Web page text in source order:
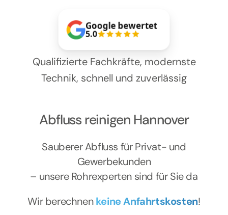
NEWS
Kontakt
Google bewertet
5.0
Qualifizierte Fachkräfte, modernste
Technik, schnell und zuverlässig
Abfluss reinigen Hannover
Sauberer Abfluss für Privat- und
Gewerbekunden
– unsere Rohrexperten sind für Sie da
Wir berechnenkeine Anfahrtskosten!